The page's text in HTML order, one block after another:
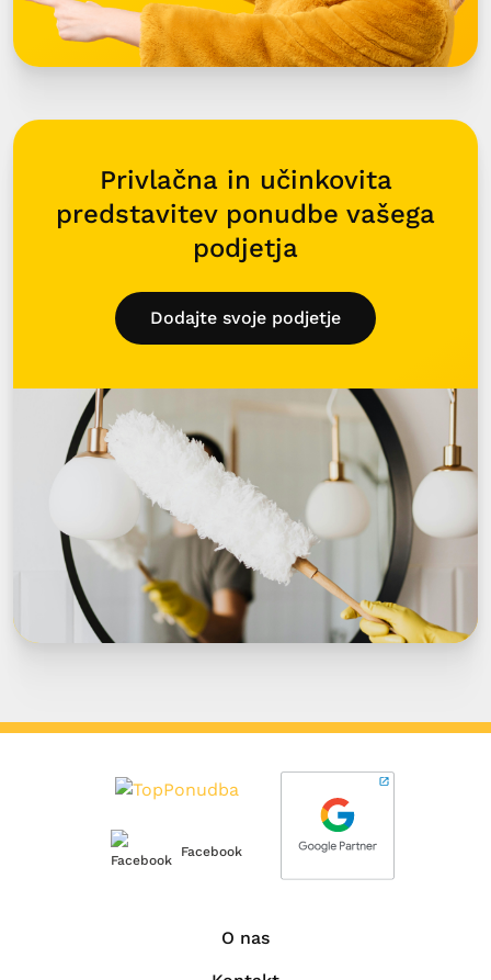
Privlačna in učinkovita
predstavitev ponudbe vašega
podjetja
Dodajte svoje podjetje
Facebook
O nas